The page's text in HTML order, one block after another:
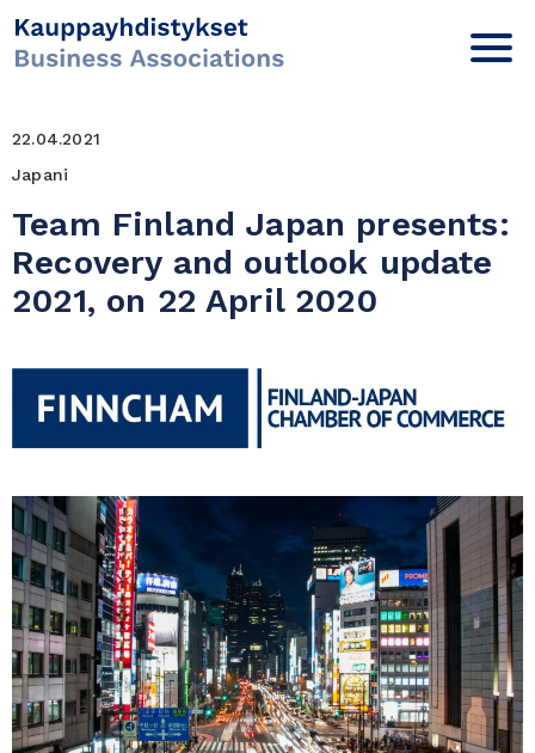
22.04.2021
Japani
Team Finland Japan presents:
Recovery and outlook update
2021, on 22 April 2020